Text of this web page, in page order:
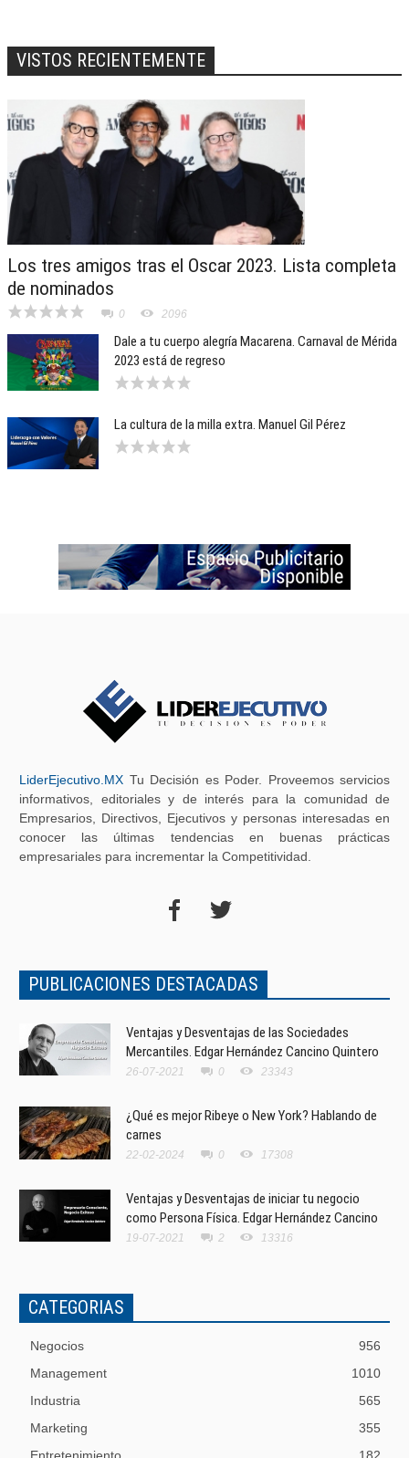
VISTOS RECIENTEMENTE
Los tres amigos tras el Oscar 2023. Lista completa
de nominados
0 2096
Dale a tu cuerpo alegría Macarena. Carnaval de Mérida
2023 está de regreso
La cultura de la milla extra. Manuel Gil Pérez
LiderEjecutivo.MX Tu Decisión es Poder. Proveemos servicios
informativos, editoriales y de interés para la comunidad de
Empresarios, Directivos, Ejecutivos y personas interesadas en
conocer las últimas tendencias en buenas prácticas
empresariales para incrementar la Competitividad.
PUBLICACIONES DESTACADAS
Ventajas y Desventajas de las Sociedades
Mercantiles. Edgar Hernández Cancino Quintero
26-07-2021 0 23343
¿Qué es mejor Ribeye o New York? Hablando de
carnes
22-02-2024 0 17308
Ventajas y Desventajas de iniciar tu negocio
como Persona Física. Edgar Hernández Cancino
19-07-2021 2 13316
CATEGORIAS
Negocios
956
Management
1010
Industria
565
Marketing
355
Entretenimiento
182